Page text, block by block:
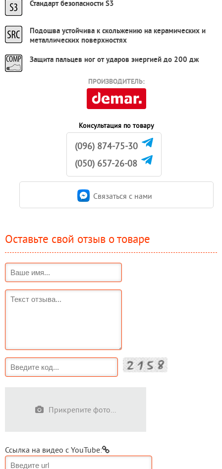
Стандарт безопасности S3
Подошва устойчива к скольжению на керамических и
металлических поверхностях
Защита пальцев ног от ударов энергией до 200 дж
ПРОИЗВОДИТЕЛЬ:
Консультация по товару
(096) 874-75-30
(050) 657-26-08
Связаться c нами
Оставьте свой отзыв о товаре
Прикрепите фото...
Ссылка на видео с YouTube: